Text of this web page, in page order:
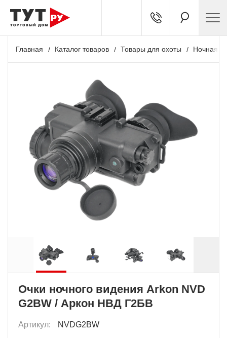
Главная Каталог товаров Товары для охоты Ночная
Очки ночного видения Arkon NVD
G2BW / Аркон НВД Г2БВ
Артикул: NVDG2BW